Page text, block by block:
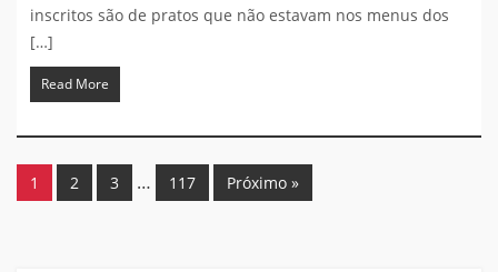
inscritos são de pratos que não estavam nos menus dos
[…]
Read More
1 2 3 … 117 Próximo »